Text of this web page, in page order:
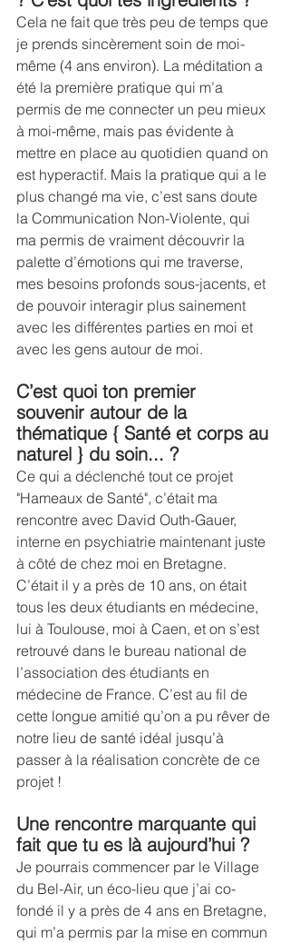
Cela ne fait que très peu de temps que
je prends sincèrement soin de moi-
même (4 ans environ). La méditation a
été la première pratique qui m’a
permis de me connecter un peu mieux
à moi-même, mais pas évidente à
mettre en place au quotidien quand on
est hyperactif. Mais la pratique qui a le
plus changé ma vie, c’est sans doute
la Communication Non-Violente, qui
ma permis de vraiment découvrir la
palette d’émotions qui me traverse,
mes besoins profonds sous-jacents, et
de pouvoir interagir plus sainement
avec les différentes parties en moi et
avec les gens autour de moi.
C’est quoi ton premier
souvenir autour de la
thématique { Santé et corps au
naturel } du soin... ?
Ce qui a déclenché tout ce projet
"Hameaux de Santé", c’était ma
rencontre avec David Outh-Gauer,
interne en psychiatrie maintenant juste
à côté de chez moi en Bretagne.
C’était il y a près de 10 ans, on était
tous les deux étudiants en médecine,
lui à Toulouse, moi à Caen, et on s’est
retrouvé dans le bureau national de
l’association des étudiants en
médecine de France. C’est au fil de
cette longue amitié qu’on a pu rêver de
notre lieu de santé idéal jusqu’à
passer à la réalisation concrète de ce
projet !
Une rencontre marquante qui
fait que tu es là aujourd’hui ?
Je pourrais commencer par le Village
du Bel-Air, un éco-lieu que j’ai co-
fondé il y a près de 4 ans en Bretagne,
qui m’a permis par la mise en commun